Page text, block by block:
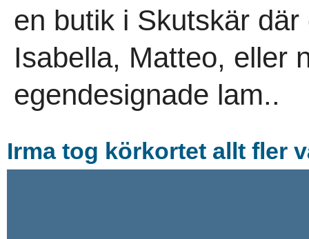
en butik i Skutskär
Isabella, Matteo, eller
egendesignade lam..
Irma tog körkortet allt fler